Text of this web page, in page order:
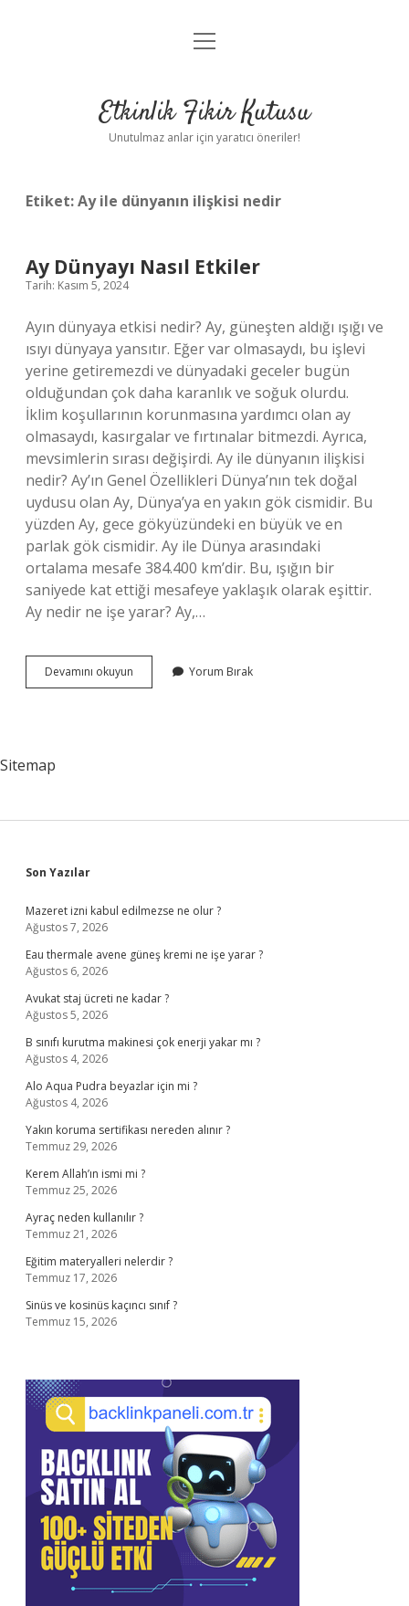
Anasayfa
Yasal Uyarı
menüyü
Etkinlik Fikir Kutusu
Unutulmaz anlar için yaratıcı öneriler!
Etiket:Ay ile dünyanın ilişkisi nedir
Ay Dünyayı Nasıl Etkiler
Tarih: Kasım 5, 2024
Ayın dünyaya etkisi nedir? Ay, güneşten aldığı ışığı ve
ısıyı dünyaya yansıtır. Eğer var olmasaydı, bu işlevi
yerine getiremezdi ve dünyadaki geceler bugün
olduğundan çok daha karanlık ve soğuk olurdu.
İklim koşullarının korunmasına yardımcı olan ay
olmasaydı, kasırgalar ve fırtınalar bitmezdi. Ayrıca,
mevsimlerin sırası değişirdi. Ay ile dünyanın ilişkisi
nedir? Ay’ın Genel Özellikleri Dünya’nın tek doğal
uydusu olan Ay, Dünya’ya en yakın gök cismidir. Bu
yüzden Ay, gece gökyüzündeki en büyük ve en
parlak gök cismidir. Ay ile Dünya arasındaki
ortalama mesafe 384.400 km’dir. Bu, ışığın bir
saniyede kat ettiği mesafeye yaklaşık olarak eşittir.
Ay nedir ne işe yarar? Ay,…
Devamını okuyun
Dünyayı
Yorum Bırak
Sitemap
Sidebar
Son Yazılar
Mazeret izni kabul edilmezse ne olur ?
Ağustos 7, 2026
Eau thermale avene güneş kremi ne işe yarar ?
Ağustos 6, 2026
Avukat staj ücreti ne kadar ?
Ağustos 5, 2026
B sınıfı kurutma makinesi çok enerji yakar mı ?
Ağustos 4, 2026
Alo Aqua Pudra beyazlar için mi ?
Ağustos 4, 2026
Yakın koruma sertifikası nereden alınır ?
Temmuz 29, 2026
Kerem Allah’ın ismi mi ?
Temmuz 25, 2026
Ayraç neden kullanılır ?
Temmuz 21, 2026
Eğitim materyalleri nelerdir ?
Temmuz 17, 2026
Sinüs ve kosinüs kaçıncı sınıf ?
Temmuz 15, 2026